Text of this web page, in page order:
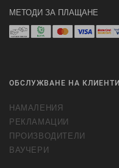
МЕТОДИ ЗА ПЛАЩАНЕ
ОБСЛУЖВАНЕ НА КЛИЕНТИ
НАМАЛЕНИЯ
РЕКЛАМАЦИИ
ПРОИЗВОДИТЕЛИ
ВАУЧЕРИ